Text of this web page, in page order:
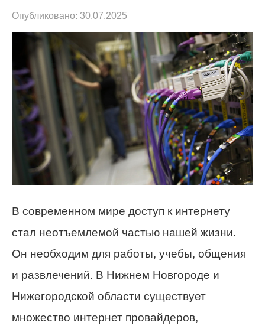
Опубликовано: 30.07.2025
В современном мире доступ к интернету
стал неотъемлемой частью нашей жизни.
Он необходим для работы, учебы, общения
и развлечений. В Нижнем Новгороде и
Нижегородской области существует
множество интернет провайдеров,